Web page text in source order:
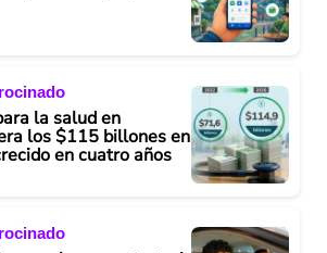
la salud en
los $115 billones en
en cuatro años